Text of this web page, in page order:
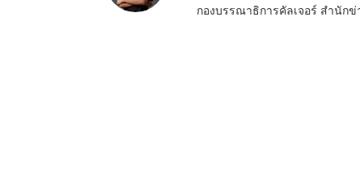
กองบรรณาธิการคัลเจอร์ สำนักข่